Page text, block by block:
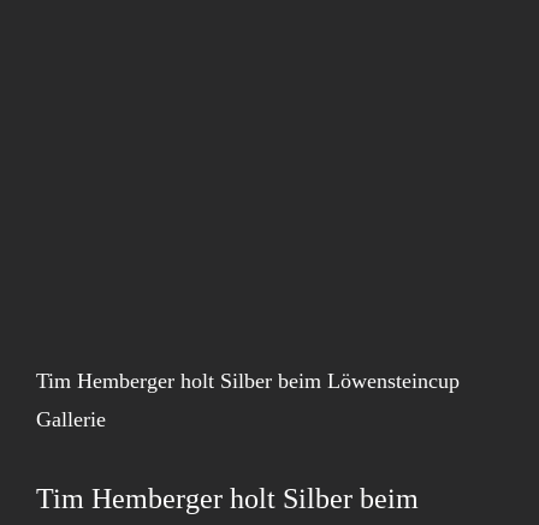
Tim Hemberger holt Silber beim Löwensteincup
Gallerie
Tim Hemberger holt Silber beim